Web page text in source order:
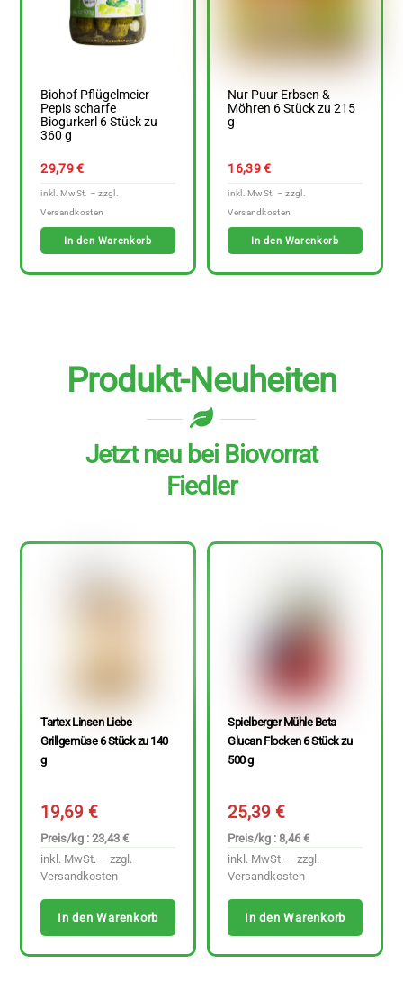
Biohof Pflügelmeier
Pepis scharfe
Biogurkerl 6 Stück zu
360 g
29,79€
In den Warenkorb
Nur Puur Erbsen &
Möhren 6 Stück zu 215
g
16,39€
In den Warenkorb
Produkt-Neuheiten
Jetzt neu bei Biovorrat
Fiedler
Tartex Linsen Liebe
Grillgemüse 6 Stück zu 140
g
19,69€
Preis/kg : 23,43 €
inkl. MwSt. – zzgl.
Versandkosten
In den Warenkorb
Spielberger Mühle Beta
Glucan Flocken 6 Stück zu
500 g
25,39€
Preis/kg : 8,46 €
inkl. MwSt. – zzgl.
Versandkosten
In den Warenkorb